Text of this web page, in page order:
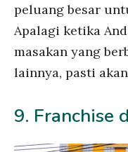
peluang besar
Apalagi ketika
masakan yang
lainnya, pasti
9. Franchise